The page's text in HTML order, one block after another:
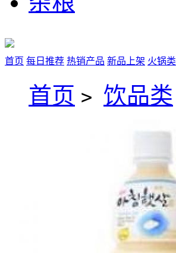
首页 每日推荐 热销产品 新品上架 火锅类
首页 > 饮品类